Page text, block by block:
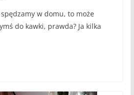
w domu, to może
do kawki, prawda? Ja kilka